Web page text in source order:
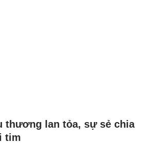
thương lan tỏa, sự sẻ chia
tim